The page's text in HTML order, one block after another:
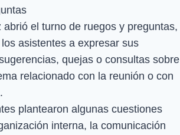
abrió el turno de ruegos y preguntas,
asistentes a expresar sus
quejas o consultas sobre
relacionado con la reunión o con
plantearon algunas cuestiones
interna, la comunicación